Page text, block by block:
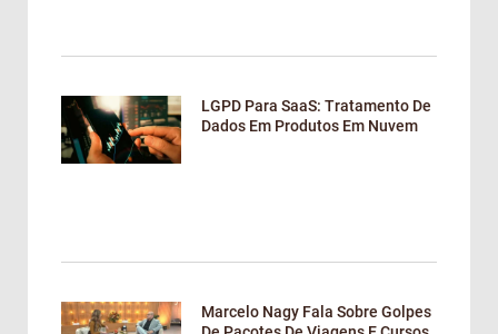
LGPD Para SaaS: Tratamento De
Dados Em Produtos Em Nuvem
Marcelo Nagy Fala Sobre Golpes